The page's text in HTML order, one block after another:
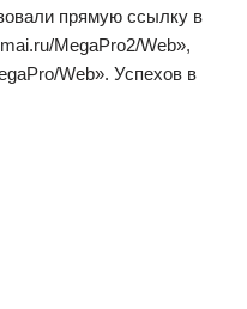
прямую ссылку в
MegaPro2/Web»,
Web». Успехов в